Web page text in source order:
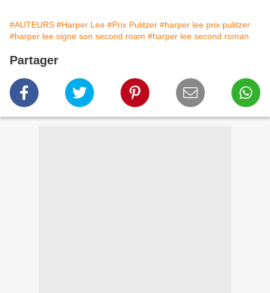
#AUTEURS #Harper Lee #Prix Pulitzer #harper lee prix pulitzer
#harper lee signe son second roam #harper lee second roman
Partager